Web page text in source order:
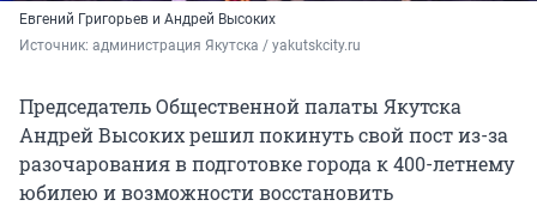
Евгений Григорьев и Андрей Высоких
Источник: администрация Якутска / yakutskcity.ru
Председатель Общественной палаты Якутска
Андрей Высоких решил покинуть свой пост из-за
разочарования в подготовке города к 400-летнему
юбилею и возможности восстановить